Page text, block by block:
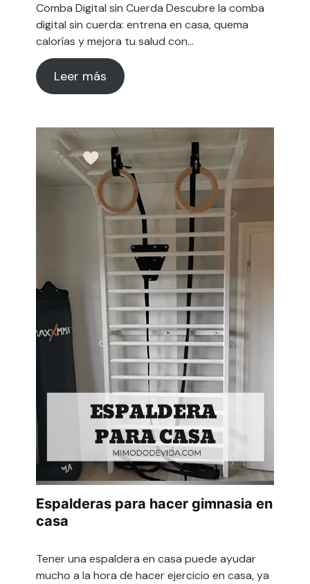
Comba Digital sin Cuerda Descubre la comba
digital sin cuerda: entrena en casa, quema
calorías y mejora tu salud con…
Leer más
Espalderas para hacer gimnasia en
casa
Tener una espaldera en casa puede ayudar
mucho a la hora de hacer ejercicio en casa, ya